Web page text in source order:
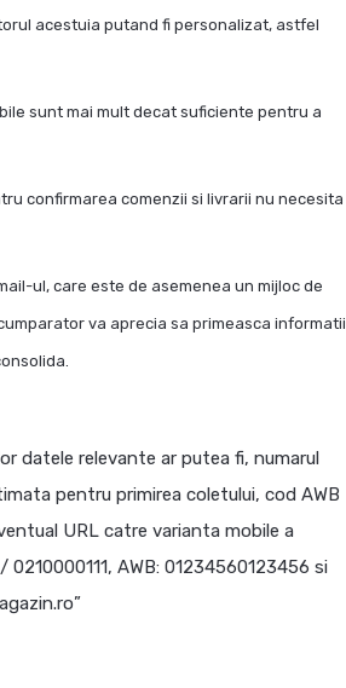
acestuia putand fi personalizat, astfel
sunt mai mult decat suficiente pentru a
confirmarea comenzii si livrarii nu necesita
ul, care este de asemenea un mijloc de
va aprecia sa primeasca informatii
datele relevante ar putea fi, numarul
pentru primirea coletului, cod AWB
URL catre varianta mobile a
AWB: 01234560123456 si